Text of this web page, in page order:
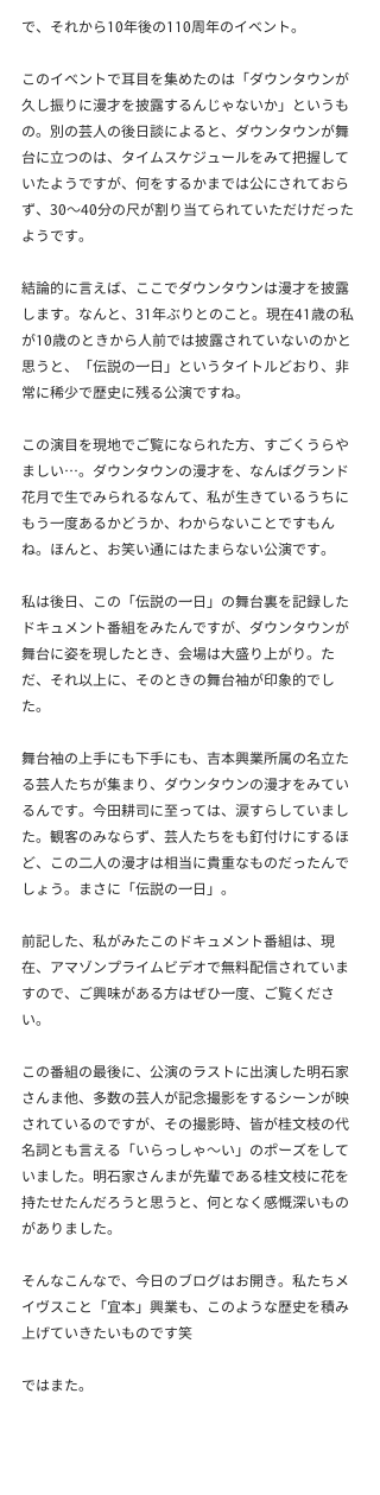
で、それから10年後の110周年のイベント。
このイベントで耳目を集めたのは「ダウンタウンが
久し振りに漫才を披露するんじゃないか」というも
の。別の芸人の後日談によると、ダウンタウンが舞
台に立つのは、タイムスケジュールをみて把握して
いたようですが、何をするかまでは公にされておら
ず、30～40分の尺が割り当てられていただけだった
ようです。
結論的に言えば、ここでダウンタウンは漫才を披露
します。なんと、31年ぶりとのこと。現在41歳の私
が10歳のときから人前では披露されていないのかと
思うと、「伝説の一日」というタイトルどおり、非
常に稀少で歴史に残る公演ですね。
この演目を現地でご覧になられた方、すごくうらや
ましい…。ダウンタウンの漫才を、なんばグランド
花月で生でみられるなんて、私が生きているうちに
もう一度あるかどうか、わからないことですもん
ね。ほんと、お笑い通にはたまらない公演です。
私は後日、この「伝説の一日」の舞台裏を記録した
ドキュメント番組をみたんですが、ダウンタウンが
舞台に姿を現したとき、会場は大盛り上がり。た
だ、それ以上に、そのときの舞台袖が印象的でし
た。
舞台袖の上手にも下手にも、吉本興業所属の名立た
る芸人たちが集まり、ダウンタウンの漫才をみてい
るんです。今田耕司に至っては、涙すらしていまし
た。観客のみならず、芸人たちをも釘付けにするほ
ど、この二人の漫才は相当に貴重なものだったんで
しょう。まさに「伝説の一日」。
前記した、私がみたこのドキュメント番組は、現
在、アマゾンプライムビデオで無料配信されていま
すので、ご興味がある方はぜひ一度、ご覧くださ
い。
この番組の最後に、公演のラストに出演した明石家
さんま他、多数の芸人が記念撮影をするシーンが映
されているのですが、その撮影時、皆が桂文枝の代
名詞とも言える「いらっしゃ～い」のポーズをして
いました。明石家さんまが先輩である桂文枝に花を
持たせたんだろうと思うと、何となく感慨深いもの
がありました。
そんなこんなで、今日のブログはお開き。私たちメ
イヴスこと「宜本」興業も、このような歴史を積み
上げていきたいものです笑
ではまた。